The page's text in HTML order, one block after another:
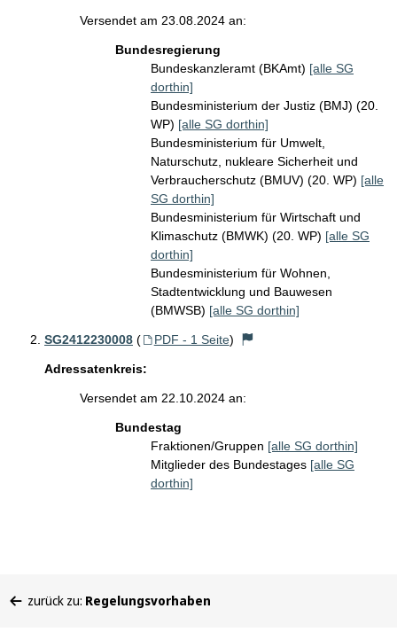
Versendet am 23.08.2024 an:
Bundesregierung
Bundeskanzleramt (BKAmt) [alle SG
dorthin]
Bundesministerium der Justiz (BMJ) (20.
WP) [alle SG dorthin]
Bundesministerium für Umwelt,
Naturschutz, nukleare Sicherheit und
Verbraucherschutz (BMUV) (20. WP) [alle
SG dorthin]
Bundesministerium für Wirtschaft und
Klimaschutz (BMWK) (20. WP) [alle SG
dorthin]
Bundesministerium für Wohnen,
Stadtentwicklung und Bauwesen
(BMWSB) [alle SG dorthin]
SG2412230008 ( PDF - 1 Seite)
Adressatenkreis:
Versendet am 22.10.2024 an:
Bundestag
Fraktionen/Gruppen [alle SG dorthin]
Mitglieder des Bundestages [alle SG
dorthin]
befinden
zurück zu: Regelungsvorhaben